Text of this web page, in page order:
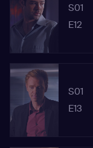
S01
E12
S01
E13